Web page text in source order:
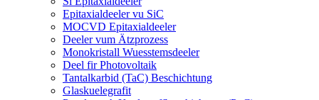
Epitaxialdeeler vu SiC
MOCVD Epitaxialdeeler
Deeler vum Ätzprozess
Monokristall Wuesstemsdeeler
Deel fir Photovoltaik
Tantalkarbid (TaC) Beschichtung
Glaskuelegrafit